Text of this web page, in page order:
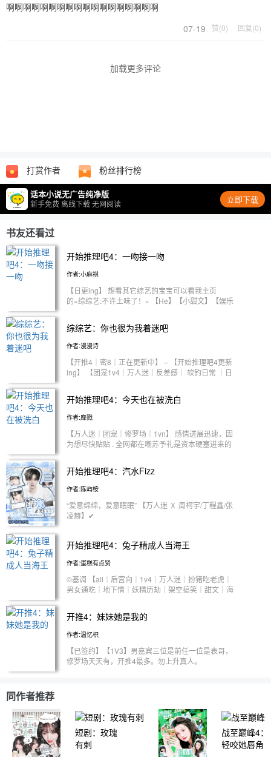
啊啊啊啊啊啊啊啊啊啊啊啊啊啊啊啊啊啊
07-19
赞(0) 回复(0)
加载更多评论
打赏作者 粉丝排行榜
话本小说无广告纯净版
新手免费 离线下载 无网阅读 立即下载
书友还看过
开始推理吧4：一吻接一吻
作者:小麻祺
【日更ing】 想看其它综艺的宝宝可以看我主页
的«综综艺:不许土味了！» 【He】【小甜文】【娱乐
流，近年来也是拍一部火一部 #季苓 “这把我打8.6
分，因为我有1.4了” #刘宇宁 “暧昧吗？那我很乐意
了” #张凌赫 “姐姐他吻技没我好，试试我，我让你包
满意的” #周柯宇 “叫姐姐也可以是调.情啊” #丁程鑫
“别用眼神了，用唇来吻我姐姐...” 将进酒文社 本文原
综综艺：你也很为我着迷吧
作者:漫漫诗
【开推4｜密8｜正在更新中】 – 【开始推理吧4更新
ing】 【团宠1v4｜万人迷｜反差感｜ 软钓日常 ｜日
小小的悬疑剧像蚊子一样扑面而来，躲都躲不开。
为了“逃脱”这个怪圈，她给自己接了部综艺，一看综
艺名——《开始推理吧4》。 不是！她咋还没逃掉
啊！！！ _ 【《密逃8》更新ing】 【1v1/小甜饼/一
见钟情/ooc预警】 · 永远冲锋陷阵的密室甜坦·林今禧
情以后，林今禧死缠烂打的跟他上了同一档节目。
想象中的录制：被哥哥保护在身后 实际上的录制：
把哥哥保护在身后 so？ 她还用追吗？crush都自己扑
开始推理吧4：今天也在被洗白
作者:靡戮
【万人迷｜团宠｜修罗场｜1vn】 感情进展迅速，因
为想尽快贴贴 . 全网都在嘲苏予礼是资本硬塞进来的
层偏见隔阂。 直到进入开推4，嘉宾与屏幕前的观众
双双陷入大型真香现场。 你们都在乱传什么，这不
就是一个明艳美丽、爱臭美，平时有点小迷糊，但出
手阔绰的大小姐吗？到底是谁在黑呀！ . 1.飞行嘉宾
以女主替换 2.可能ooc，文笔差，私设如山
开始推理吧4：汽水Fizz
作者:陈屿桉
“爱意绵绵，爱意眠眠” 【万人迷 Ⅹ 周柯宇/丁程鑫/张
凌赫】✔
开始推理吧4：兔子精成人当海王
作者:蛋糕有点贤
©基调 【all｜后宫向｜1v4｜万人迷｜扮猪吃老虎｜
男女通吃｜地下情｜妖精历劫｜架空搞笑｜甜文｜海
信一个狐狸精的谗言，罚我下凡历劫给我一个教训。
小老头把我穿到一个女明星的身体里，这就是成人的
样子嘛…好像也不错。 按这个世界的说法那个喜欢
教我做事的人应该叫经纪人，她竟然让我参加一个推
理的综艺，有没有搞错，我是小兔子哎，小兔子哪适
略】 对我流哈喇子的姐姐-金靖 …… ⚠️文中不包含飞
行嘉宾。 2026.5.5执笔 会改动，不是完全和网上的
一样。 当个无脑文看 脑子存放这边💁‍♀️ 跟现实不符，
请勿探究，含大量私设。 不好的评论我会删掉。 抄
开推4：妹妹她是我的
作者:温忆枳
【已签约】【1V3】男嘉宾三位是前任一位是表哥，
修罗场天天有，开推4最多。勿上升真人。
同作者推荐
短剧：玫瑰
有刺
战至巅峰4：
轻咬她唇角